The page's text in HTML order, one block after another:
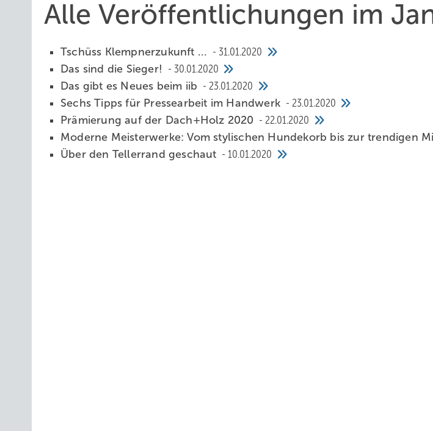
Alle Veröffentlichungen im
Tschüss Klempnerzukunft ...
31.01.2020
Das sind die Sieger!
30.01.2020
Das gibt es Neues beim iib
23.01.2020
Sechs Tipps für Pressearbeit im Handwerk
23.01.2020
Prämierung auf der Dach+Holz 2020
22.01.2020
Moderne Meisterwerke: Vom stylischen Hundekorb bis zur trendigen
Über den Tellerrand geschaut
10.01.2020